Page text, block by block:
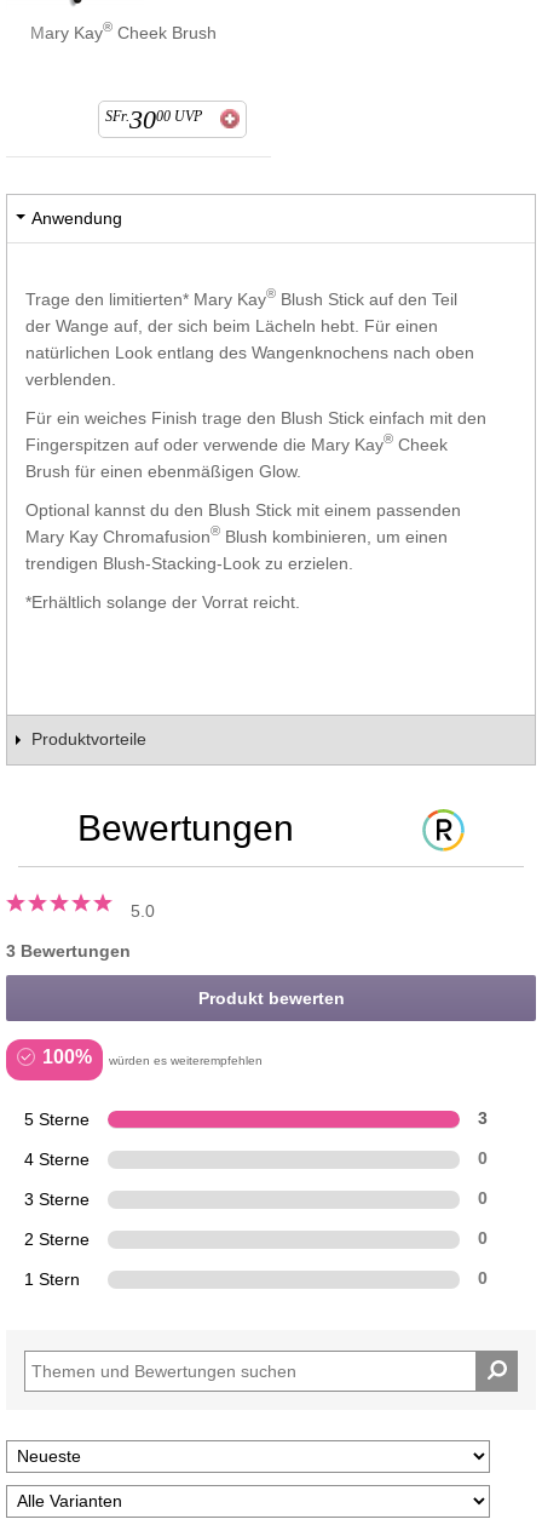
Mary Kay® Cheek Brush
SFr.3000 UVP
Anwendung
Trage den limitierten* Mary Kay® Blush Stick auf den Teil
der Wange auf, der sich beim Lächeln hebt. Für einen
natürlichen Look entlang des Wangenknochens nach oben
verblenden.
Für ein weiches Finish trage den Blush Stick einfach mit den
Fingerspitzen auf oder verwende die Mary Kay® Cheek
Brush für einen ebenmäßigen Glow.
Optional kannst du den Blush Stick mit einem passenden
Mary Kay Chromafusion® Blush kombinieren, um einen
trendigen Blush-Stacking-Look zu erzielen.
*Erhältlich solange der Vorrat reicht.
Produktvorteile
Bewertungen
5.0
3 Bewertungen
Produkt bewerten
100% würden es weiterempfehlen
5 Sterne 3
4 Sterne 0
3 Sterne 0
2 Sterne 0
1 Stern 0